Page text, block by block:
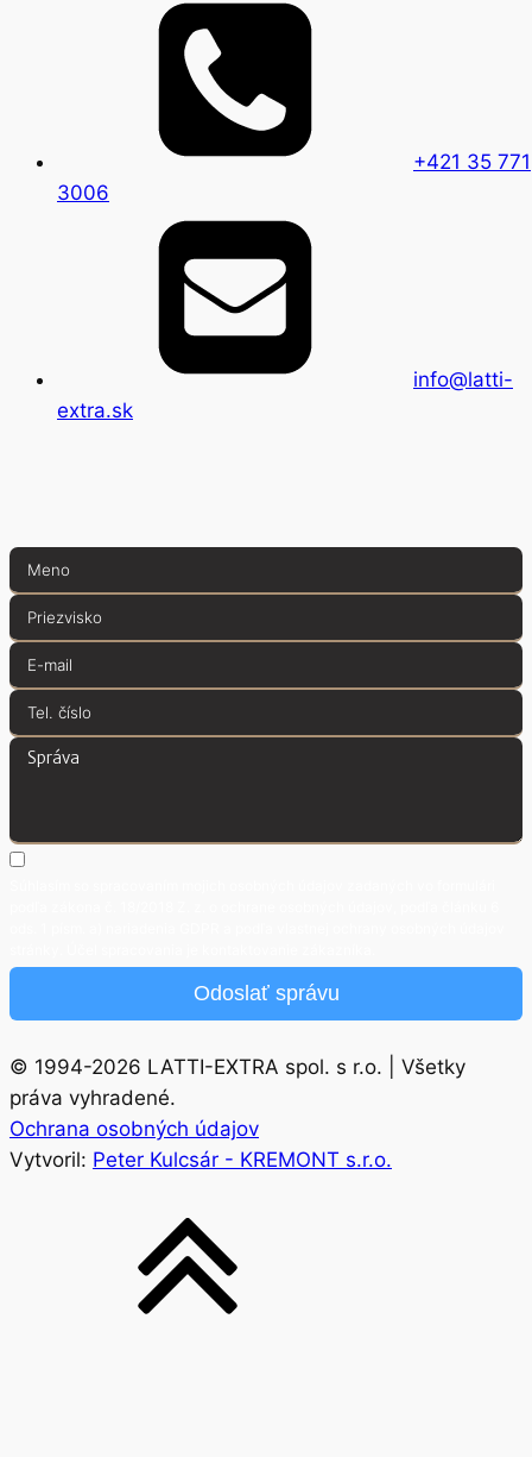
+421 35 771
3006
info@latti-
extra.sk
Odoslať správu
© 1994-2026 LATTI-EXTRA spol. s r.o. | Všetky
práva vyhradené.
Ochrana osobných údajov
Vytvoril: Peter Kulcsár - KREMONT s.r.o.